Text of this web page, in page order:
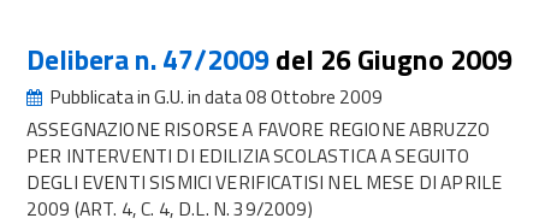
Delibera n. 47/2009del 26 Giugno 2009
Pubblicata in G.U. in data 08 Ottobre 2009
ASSEGNAZIONE RISORSE A FAVORE REGIONE ABRUZZO
PER INTERVENTI DI EDILIZIA SCOLASTICA A SEGUITO
DEGLI EVENTI SISMICI VERIFICATISI NEL MESE DI APRILE
2009 (ART. 4, C. 4, D.L. N. 39/2009)